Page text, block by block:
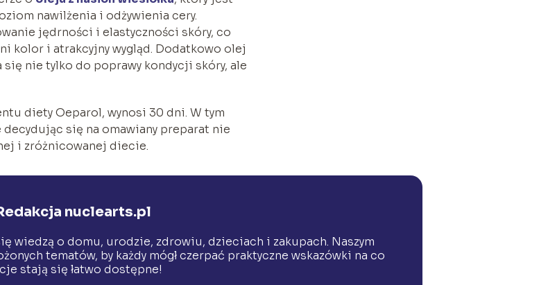
nawilżenia i odżywienia cery.
jędrności i elastyczności skóry, co
kolor i atrakcyjny wygląd. Dodatkowo olej
się nie tylko do poprawy kondycji skóry, ale
diety Oeparol, wynosi 30 dni. W tym
decydując się na omawiany preparat nie
i zróżnicowanej diecie.
nuclearts.pl
wiedzą o domu, urodzie, zdrowiu, dzieciach i zakupach. Naszym
tematów, by każdy mógł czerpać praktyczne wskazówki na co
stają się łatwo dostępne!